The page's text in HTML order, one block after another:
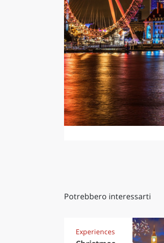
Potrebbero interessarti
Experiences